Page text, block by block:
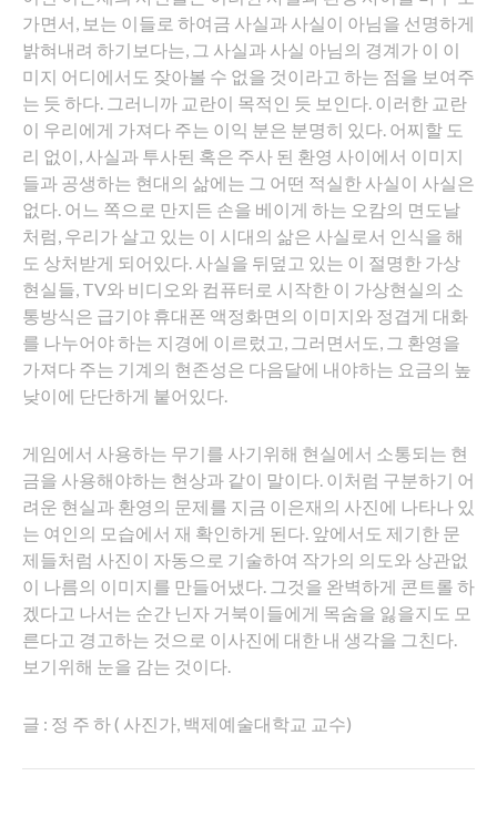
가면서, 보는 이들로 하여금 사실과 사실이 아님을 선명하게
밝혀내려 하기보다는, 그 사실과 사실 아님의 경계가 이 이
미지 어디에서도 잦아볼 수 없을 것이라고 하는 점을 보여주
는 듯 하다. 그러니까 교란이 목적인 듯 보인다. 이러한 교란
이 우리에게 가져다 주는 이익 분은 분명히 있다. 어찌할 도
리 없이, 사실과 투사된 혹은 주사 된 환영 사이에서 이미지
들과 공생하는 현대의 삶에는 그 어떤 적실한 사실이 사실은
없다. 어느 쪽으로 만지든 손을 베이게 하는 오캄의 면도날
처럼, 우리가 살고 있는 이 시대의 삶은 사실로서 인식을 해
도 상처받게 되어있다. 사실을 뒤덮고 있는 이 절명한 가상
현실들, TV와 비디오와 컴퓨터로 시작한 이 가상현실의 소
통방식은 급기야 휴대폰 액정화면의 이미지와 정겹게 대화
를 나누어야 하는 지경에 이르렀고, 그러면서도, 그 환영을
가져다 주는 기계의 현존성은 다음달에 내야하는 요금의 높
낮이에 단단하게 붙어있다.
게임에서 사용하는 무기를 사기위해 현실에서 소통되는 현
금을 사용해야하는 현상과 같이 말이다. 이처럼 구분하기 어
려운 현실과 환영의 문제를 지금 이은재의 사진에 나타나 있
는 여인의 모습에서 재 확인하게 된다. 앞에서도 제기한 문
제들처럼 사진이 자동으로 기술하여 작가의 의도와 상관없
이 나름의 이미지를 만들어냈다. 그것을 완벽하게 콘트롤 하
겠다고 나서는 순간 닌자 거북이들에게 목숨을 잃을지도 모
른다고 경고하는 것으로 이사진에 대한 내 생각을 그친다.
보기위해 눈을 감는 것이다.
글 : 정 주 하 ( 사진가, 백제예술대학교 교수)